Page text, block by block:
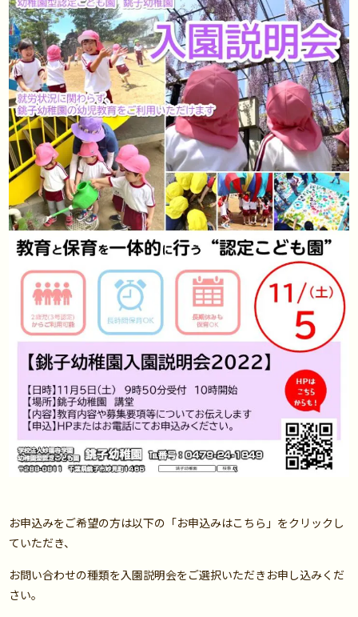
お申込みをご希望の方は以下の「お申込みはこちら」をクリックし
ていただき、
お問い合わせの種類を入園説明会をご選択いただきお申し込みくだ
さい。